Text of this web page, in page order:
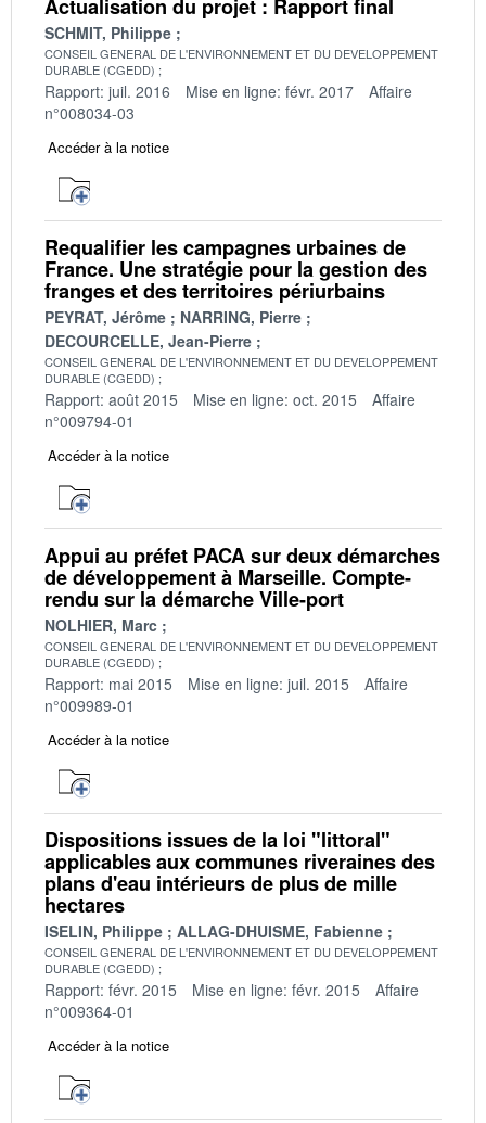
Actualisation du projet : Rapport final
SCHMIT, Philippe
CONSEIL GENERAL DE L'ENVIRONNEMENT ET DU DEVELOPPEMENT
DURABLE (CGEDD)
Rapport: juil. 2016 Mise en ligne: févr. 2017
Affaire
n°008034-03
Accéder à la notice
Requalifier les campagnes urbaines de
France. Une stratégie pour la gestion des
franges et des territoires périurbains
PEYRAT, Jérôme
NARRING, Pierre
DECOURCELLE, Jean-Pierre
CONSEIL GENERAL DE L'ENVIRONNEMENT ET DU DEVELOPPEMENT
DURABLE (CGEDD)
Rapport: août 2015 Mise en ligne: oct. 2015
Affaire
n°009794-01
Accéder à la notice
Appui au préfet PACA sur deux démarches
de développement à Marseille. Compte-
rendu sur la démarche Ville-port
NOLHIER, Marc
CONSEIL GENERAL DE L'ENVIRONNEMENT ET DU DEVELOPPEMENT
DURABLE (CGEDD)
Rapport: mai 2015 Mise en ligne: juil. 2015
Affaire
n°009989-01
Accéder à la notice
Dispositions issues de la loi "littoral"
applicables aux communes riveraines des
plans d'eau intérieurs de plus de mille
hectares
ISELIN, Philippe ALLAG-DHUISME, Fabienne
CONSEIL GENERAL DE L'ENVIRONNEMENT ET DU DEVELOPPEMENT
DURABLE (CGEDD)
Rapport: févr. 2015 Mise en ligne: févr. 2015
Affaire
n°009364-01
Accéder à la notice